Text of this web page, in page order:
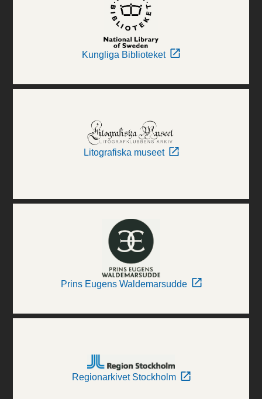
Kungliga Biblioteket
Litografiska museet
Prins Eugens Waldemarsudde
Regionarkivet Stockholm